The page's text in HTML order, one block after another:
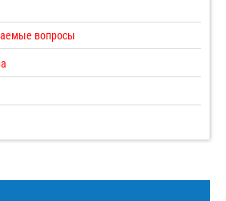
вопросы